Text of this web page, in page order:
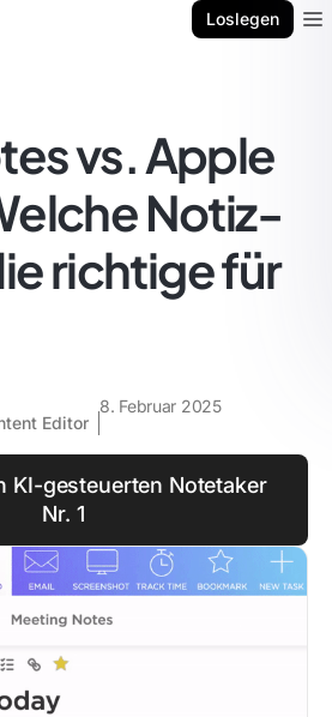
Loslegen
vs. Apple
Notiz-
richtige für
Editor
8. Februar 2025
KI-gesteuerten Notetaker
Nr. 1